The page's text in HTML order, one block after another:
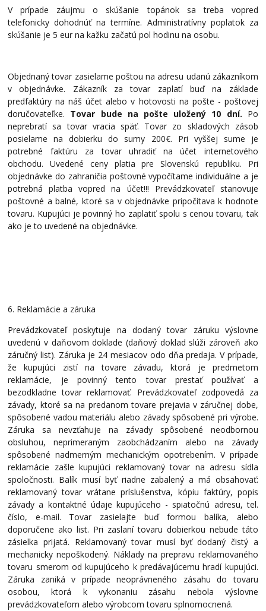
V prípade záujmu o skúšanie topánok sa treba vopred
telefonicky dohodnúť na termíne. Administratívny poplatok za
skúšanie je 5 eur na kažku začatú pol hodinu na osobu.
Objednaný tovar zasielame poštou na adresu udanú zákazníkom
v objednávke. Zákazník za tovar zaplatí buď na základe
predfaktúry na náš účet alebo v hotovosti na pošte - poštovej
doručovateľke. Tovar bude na pošte uložený 10 dní. Po
neprebratí sa tovar vracia späť. Tovar zo skladových zásob
posielame na dobierku do sumy 200€. Pri vyššej sume je
potrebné faktúru za tovar uhradiť na účet internetového
obchodu. Uvedené ceny platia pre Slovenskú republiku. Pri
objednávke do zahraničia poštovné vypočítame individuálne a je
potrebná platba vopred na účet!!! Prevádzkovateľ stanovuje
poštovné a balné, ktoré sa v objednávke pripočítava k hodnote
tovaru. Kupujúci je povinný ho zaplatiť spolu s cenou tovaru, tak
ako je to uvedené na objednávke.
6. Reklamácie a záruka
Prevádzkovateľ poskytuje na dodaný tovar záruku výslovne
uvedenú v daňovom doklade (daňový doklad slúži zároveň ako
záručný list). Záruka je 24 mesiacov odo dňa predaja. V prípade,
že kupujúci zistí na tovare závadu, ktorá je predmetom
reklamácie, je povinný tento tovar prestať používať a
bezodkladne tovar reklamovať. Prevádzkovateľ zodpovedá za
závady, ktoré sa na predanom tovare prejavia v záručnej dobe,
spôsobené vadou materiálu alebo závady spôsobené pri výrobe.
Záruka sa nevzťahuje na závady spôsobené neodbornou
obsluhou, neprimeraným zaobchádzaním alebo na závady
spôsobené nadmerným mechanickým opotrebením. V prípade
reklamácie zašle kupujúci reklamovaný tovar na adresu sídla
spoločnosti. Balík musí byť riadne zabalený a má obsahovať:
reklamovaný tovar vrátane príslušenstva, kópiu faktúry, popis
závady a kontaktné údaje kupujúceho - spiatočnú adresu, tel.
číslo, e-mail. Tovar zasielajte buď formou balíka, alebo
doporučene ako list. Pri zaslaní tovaru dobierkou nebude táto
zásielka prijatá. Reklamovaný tovar musí byť dodaný čistý a
mechanicky nepoškodený. Náklady na prepravu reklamovaného
tovaru smerom od kupujúceho k predávajúcemu hradí kupujúci.
Záruka zaniká v prípade neoprávneného zásahu do tovaru
osobou, ktorá k vykonaniu zásahu nebola výslovne
prevádzkovateľom alebo výrobcom tovaru splnomocnená.